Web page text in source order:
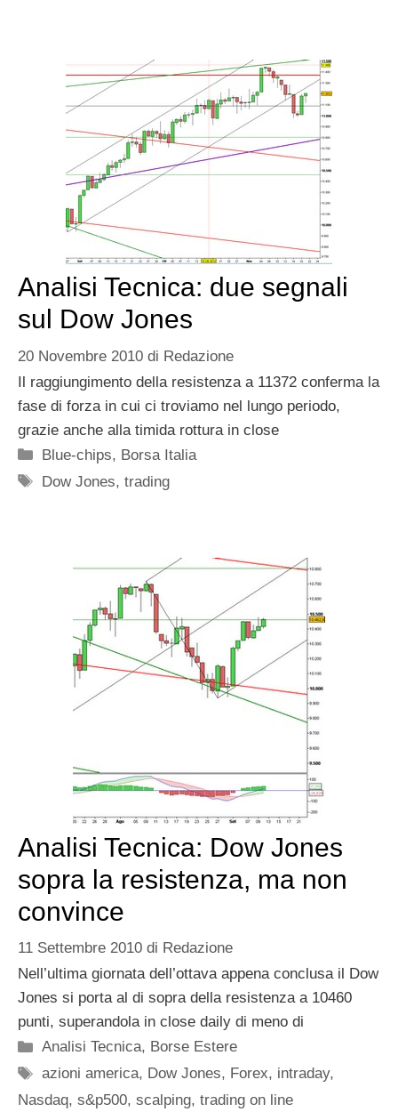
Analisi Tecnica: due segnali
sul Dow Jones
20 Novembre 2010 di Redazione
Il raggiungimento della resistenza a 11372 conferma la
fase di forza in cui ci troviamo nel lungo periodo,
grazie anche alla timida rottura in close
Categorie
Blue-chips, Borsa Italia
Tag
Dow Jones,trading
Analisi Tecnica: Dow Jones
sopra la resistenza, ma non
convince
11 Settembre 2010 di Redazione
Nell’ultima giornata dell’ottava appena conclusa il Dow
Jones si porta al di sopra della resistenza a 10460
punti, superandola in close daily di meno di
Categorie
Analisi Tecnica, Borse Estere
Tag
azioni america, Dow Jones, Forex, intraday,
Nasdaq, s&p500, scalping, trading on line